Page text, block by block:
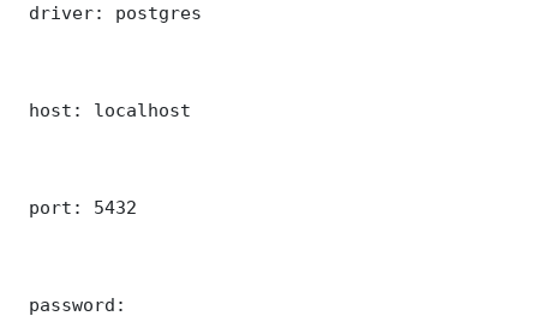
driver: postgres
host: localhost
port: 5432
password: